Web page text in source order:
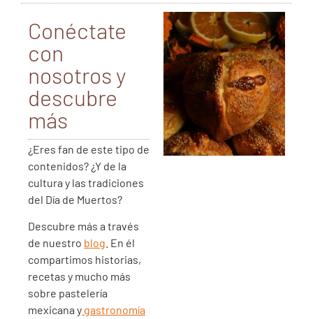
Conéctate
con
nosotros y
descubre
más
¿Eres fan de este tipo de
contenidos? ¿Y de la
cultura y las tradiciones
del Día de Muertos?
Descubre más a través
de nuestro blog . En él
compartimos historias,
recetas y mucho más
sobre pastelería
mexicana y gastronomía